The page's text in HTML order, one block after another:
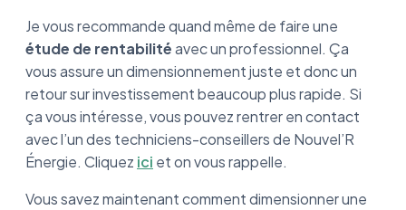
Je vous recommande quand même de faire une
étude de rentabilitéavec un professionnel. Ça
vous assure un dimensionnement juste et donc un
retour sur investissement beaucoup plus rapide. Si
ça vous intéresse, vous pouvez rentrer en contact
avec l’un des techniciens-conseillers de Nouvel’R
Énergie. Cliquez ici et on vous rappelle.
Vous savez maintenant comment dimensionner une